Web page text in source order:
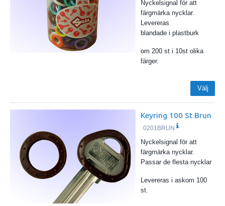
Nyckelsignal för att
färgmärka nycklar.
Levereras
blandade i plastburk
om 200 st i 10st olika
färger.
Välj
Keyring 100 St Brun
0201BRUN
Nyckelsignal för att
färgmärka nycklar.
Passar de flesta nycklar
Levereras i askom 100
st.